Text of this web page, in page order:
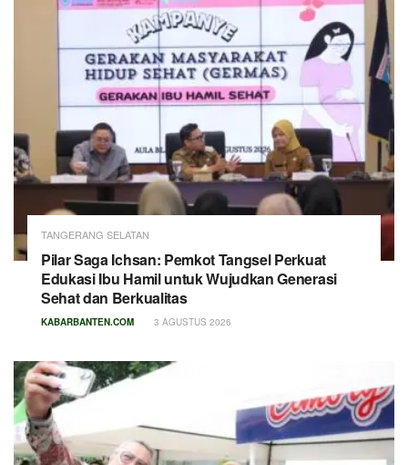
TANGERANG SELATAN
Pilar Saga Ichsan: Pemkot Tangsel Perkuat
Edukasi Ibu Hamil untuk Wujudkan Generasi
Sehat dan Berkualitas
KABARBANTEN.COM 3 AGUSTUS 2026